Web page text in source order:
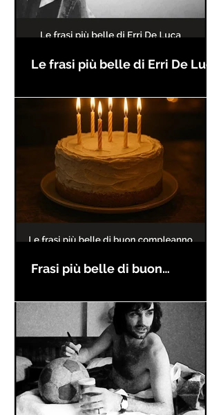
Le frasi più belle di Erri De Luca
Frasi più belle di buon